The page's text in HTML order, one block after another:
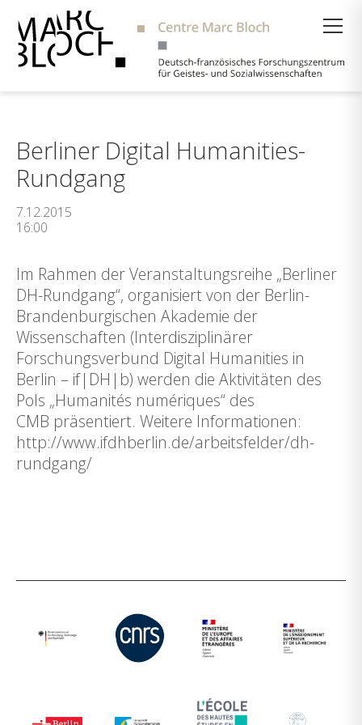
Berliner Digital Humanities-
Rundgang
7.12.2015
16:00
Im Rahmen der Veranstaltungsreihe „Berliner
DH-Rundgang“, organisiert von der Berlin-
Brandenburgischen Akademie der
Wissenschaften (Interdisziplinärer
Forschungsverbund Digital Humanities in
Berlin – if|DH|b) werden die Aktivitäten des
Pols „Humanités numériques“ des
CMB präsentiert. Weitere Informationen:
http://www.ifdhberlin.de/arbeitsfelder/dh-
rundgang/